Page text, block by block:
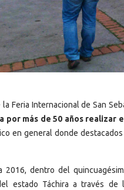
la Feria Internacional de San
por más de 50 años realizar
en general donde
2016, dentro del
estado Táchira a través